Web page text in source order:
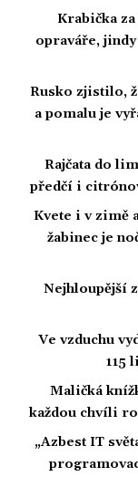
Krabička
opraváře,
Rusko zjistilo,
a pomalu je
Rajčata do
předčí i
Kvete i v zimě
žabinec je
Nejhloupější
Ve vzduchu
115
Maličká
každou chvíli
„Azbest IT